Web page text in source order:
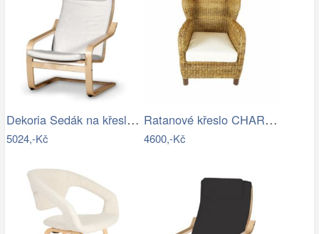
Dekoria Sedák na křeslo IKEA Poäng II,…
5024,-Kč
Ratanové křeslo CHARLESTON - banánový…
4600,-Kč